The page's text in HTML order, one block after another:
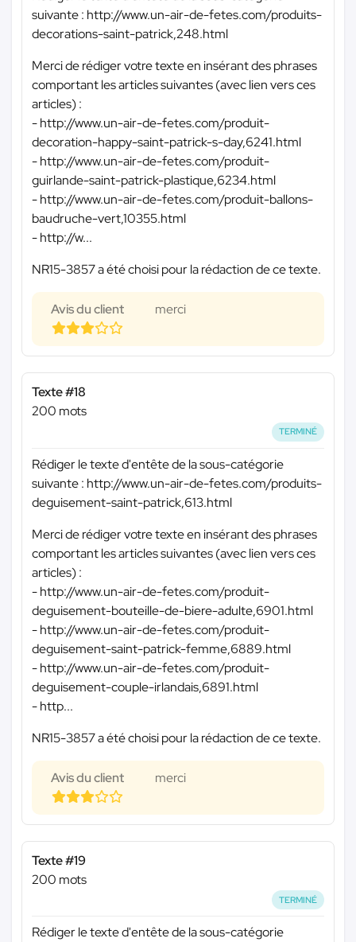
suivante : http://www.un-air-de-fetes.com/produits-
decorations-saint-patrick,248.html
Merci de rédiger votre texte en insérant des phrases
comportant les articles suivantes (avec lien vers ces
articles) :
- http://www.un-air-de-fetes.com/produit-
decoration-happy-saint-patrick-s-day,6241.html
- http://www.un-air-de-fetes.com/produit-
guirlande-saint-patrick-plastique,6234.html
- http://www.un-air-de-fetes.com/produit-ballons-
baudruche-vert,10355.html
- http://w...
NR15-3857 a été choisi pour la rédaction de ce texte.
Avis du client merci
Texte #18
200 mots
TERMINÉ
Rédiger le texte d'entête de la sous-catégorie
suivante : http://www.un-air-de-fetes.com/produits-
deguisement-saint-patrick,613.html
Merci de rédiger votre texte en insérant des phrases
comportant les articles suivantes (avec lien vers ces
articles) :
- http://www.un-air-de-fetes.com/produit-
deguisement-bouteille-de-biere-adulte,6901.html
- http://www.un-air-de-fetes.com/produit-
deguisement-saint-patrick-femme,6889.html
- http://www.un-air-de-fetes.com/produit-
deguisement-couple-irlandais,6891.html
- http...
NR15-3857 a été choisi pour la rédaction de ce texte.
Avis du client merci
Texte #19
200 mots
TERMINÉ
Rédiger le texte d'entête de la sous-catégorie